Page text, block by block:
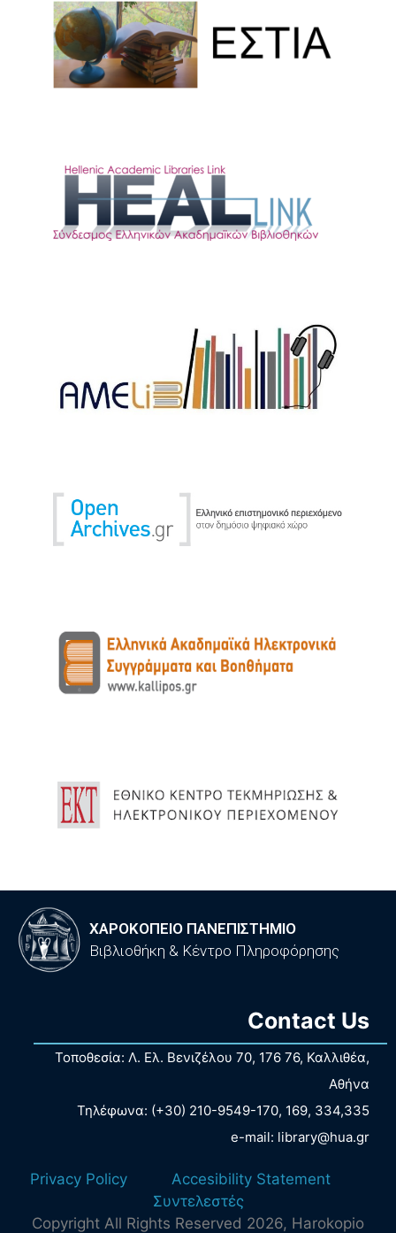
ΧΑΡΟΚΟΠΕΙΟ ΠΑΝΕΠΙΣΤΗΜΙΟ
Βιβλιοθήκη & Κέντρο Πληροφόρησης
Contact Us
Τοποθεσία: Λ. Ελ. Βενιζέλου 70, 176 76, Καλλιθέα,
Αθήνα
Τηλέφωνα: (+30) 210-9549-170, 169, 334,335
e-mail: library@hua.gr
Privacy Policy
Accesibility Statement
Συντελεστές
Copyright All Rights Reserved 2026, Harokopio